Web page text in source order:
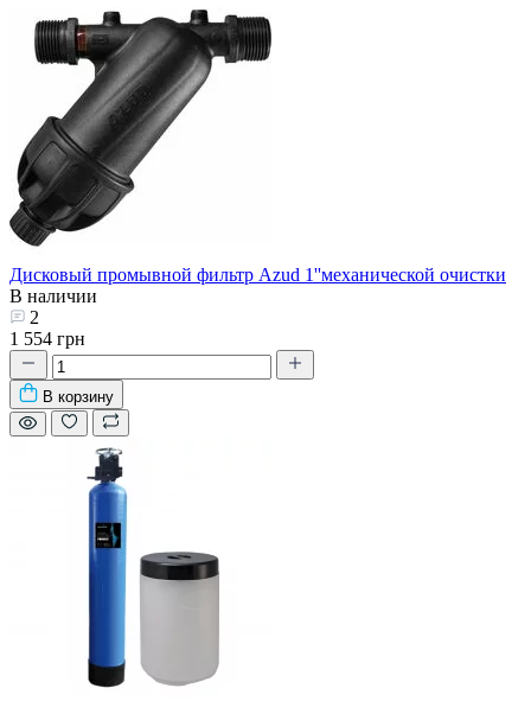
Дисковый промывной фильтр Azud 1''механической очистки
В наличии
2
1 554 грн
В корзину